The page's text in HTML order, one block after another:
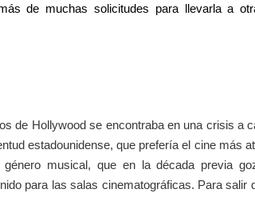
de muchas solicitudes para llevarla a
de Hollywood se encontraba en una crisis a
estadounidense, que prefería el cine más
musical, que en la década previa
para las salas cinematográficas. Para